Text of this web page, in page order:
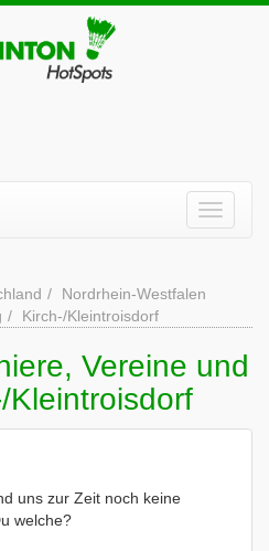
Nordrhein-Westfalen
Kirch-/Kleintroisdorf
Vereine und
Kleintroisdorf
uns zur Zeit noch keine
welche?